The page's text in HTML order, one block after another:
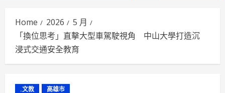
Home 2026
5 月
「換位思考」直擊大型車駕駛視角 中山大學打造沉
浸式交通安全教育
.文教 高雄市